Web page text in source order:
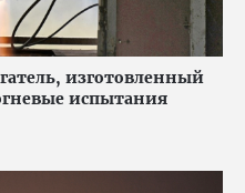
изготовленный
испытания